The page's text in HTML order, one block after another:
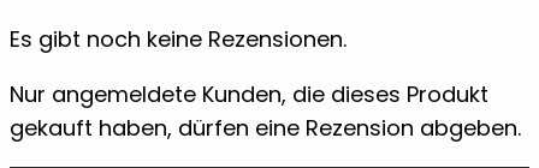
Es gibt noch keine Rezensionen.
Nur angemeldete Kunden, die dieses Produkt
gekauft haben, dürfen eine Rezension abgeben.